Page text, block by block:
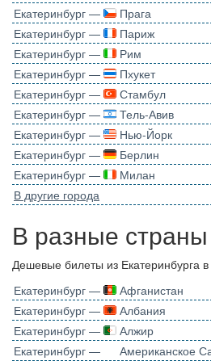
Екатеринбург —
Прага
Екатеринбург —
Париж
Екатеринбург —
Рим
Екатеринбург —
Пхукет
Екатеринбург —
Стамбул
Екатеринбург —
Тель-Авив
Екатеринбург —
Нью-Йорк
Екатеринбург —
Берлин
Екатеринбург —
Милан
В другие города
В разные страны
Дешевые билеты из Екатеринбурга
Екатеринбург —
Афганистан
Екатеринбург —
Албания
Екатеринбург —
Алжир
Екатеринбург —
Американское